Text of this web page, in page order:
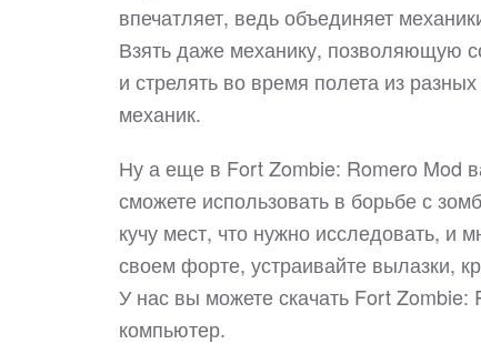
впечатляет, ведь объединяет
Взять даже механику, позволяющую
и стрелять во время полета из
механик.
Ну а еще в Fort Zombie: Romero Mod
сможете использовать в борьбе с
кучу мест, что нужно исследовать, и
своем форте, устраивайте вылазки,
У нас вы можете скачать Fort
компьютер.